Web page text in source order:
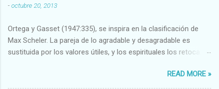
-octubre 20, 2013
Ortega y Gasset (1947:335), se inspira en la clasificación de
Max Scheler. La pareja de lo agradable y desagradable es
sustituida por los valores útiles, y los espirituales los retoca.
Abundante-Escaso,etc 2 VITALES Sano-Enfermo Selecto-
Vulgar Enérgico-Inerte Fuerte-Débil,etc. 3 ESPIRITUALES a)
READ MORE »